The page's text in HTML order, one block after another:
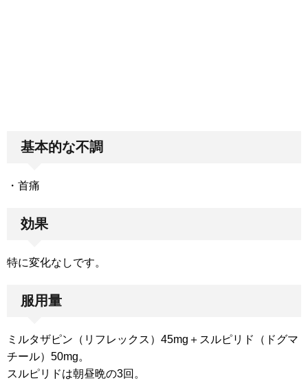
基本的な不調
・首痛
効果
特に変化なしです。
服用量
ミルタザピン（リフレックス）45mg＋スルピリド（ドグマ
チール）50mg。
スルピリドは朝昼晩の3回。